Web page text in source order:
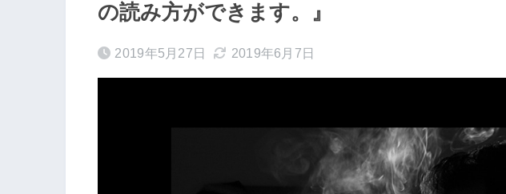
の読み方ができます。』
2019年5月27日 2019年6月7日